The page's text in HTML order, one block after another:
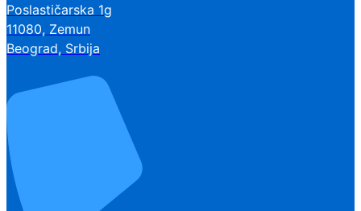
Poslastičarska 1g
11080, Zemun
Beograd, Srbija